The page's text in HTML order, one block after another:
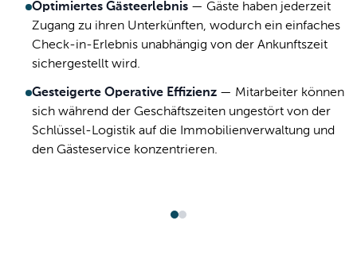
Optimiertes Gästeerlebnis — Gäste haben jederzeit
Zugang zu ihren Unterkünften, wodurch ein einfaches
Check-in-Erlebnis unabhängig von der Ankunftszeit
sichergestellt wird.
Gesteigerte Operative Effizienz — Mitarbeiter können
sich während der Geschäftszeiten ungestört von der
Schlüssel-Logistik auf die Immobilienverwaltung und
den Gästeservice konzentrieren.